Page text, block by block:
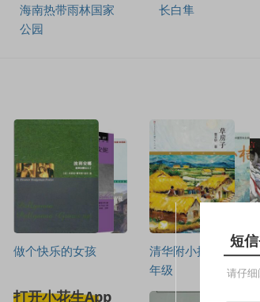
海南热带雨林国家
公园
长白隼
做个快乐的女孩
清华附小推荐书单 高
年级